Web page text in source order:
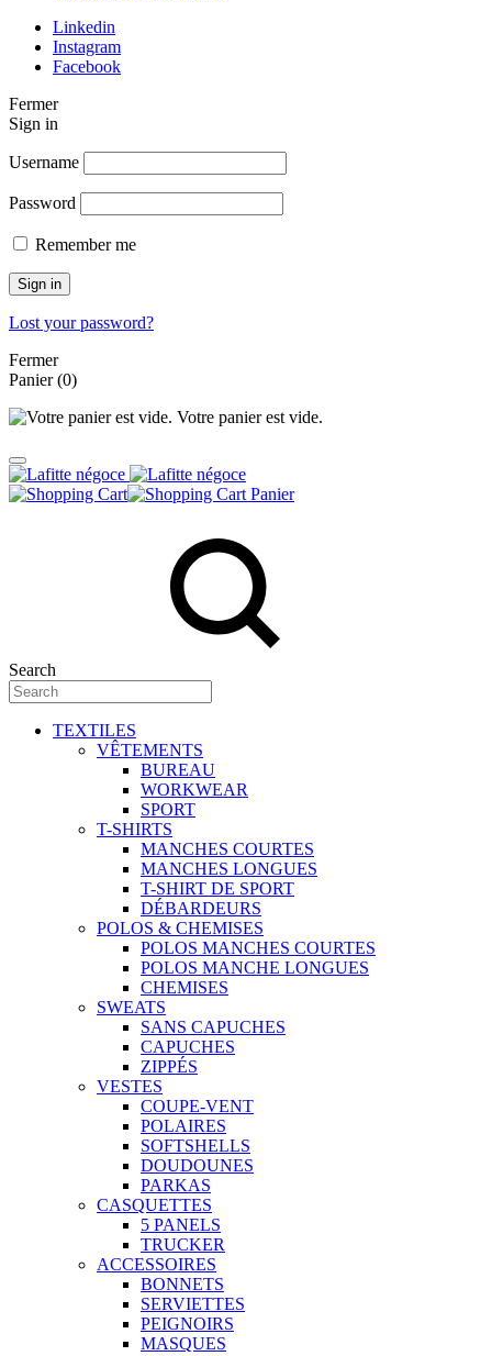
Linkedin
Instagram
Facebook
Fermer
Sign in
Username
Password
Remember me
Sign in
Lost your password?
Fermer
Panier(0)
Votre panier est vide.
Panier
Search
TEXTILES
VÊTEMENTS
BUREAU
WORKWEAR
SPORT
T-SHIRTS
MANCHES COURTES
MANCHES LONGUES
T-SHIRT DE SPORT
DÉBARDEURS
POLOS & CHEMISES
POLOS MANCHES COURTES
POLOS MANCHE LONGUES
CHEMISES
SWEATS
SANS CAPUCHES
CAPUCHES
ZIPPÉS
VESTES
COUPE-VENT
POLAIRES
SOFTSHELLS
DOUDOUNES
PARKAS
CASQUETTES
5 PANELS
TRUCKER
ACCESSOIRES
BONNETS
SERVIETTES
PEIGNOIRS
MASQUES